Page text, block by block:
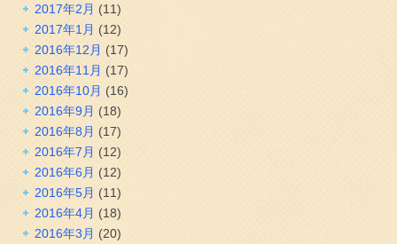
2017年2月 (11)
2017年1月 (12)
2016年12月 (17)
2016年11月 (17)
2016年10月 (16)
2016年9月 (18)
2016年8月 (17)
2016年7月 (12)
2016年6月 (12)
2016年5月 (11)
2016年4月 (18)
2016年3月 (20)